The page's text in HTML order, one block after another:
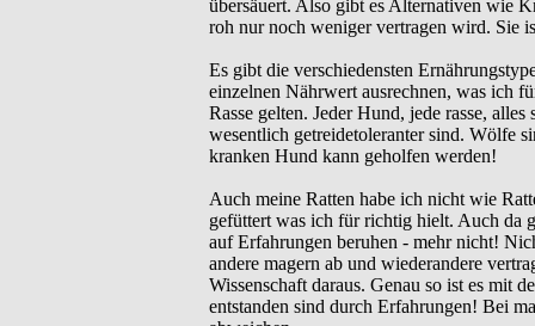
übersäuert. Also gibt es Alternativen wie
roh nur noch weniger vertragen wird. Sie
Es gibt die verschiedensten
einzelnen Nährwert ausrechnen, was ich
Rasse gelten. Jeder Hund, jede rasse,
wesentlich getreidetoleranter sind. Wölfe
kranken Hund kann geholfen werden!
Auch meine Ratten habe ich nicht wie
gefüttert was ich für richtig hielt. Auch da
auf Erfahrungen beruhen - mehr nicht!
andere magern ab und wiederandere
Wissenschaft daraus. Genau so ist es mit
entstanden sind durch Erfahrungen! Bei